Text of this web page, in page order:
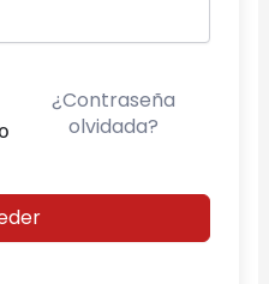
¿Contraseña
olvidada?